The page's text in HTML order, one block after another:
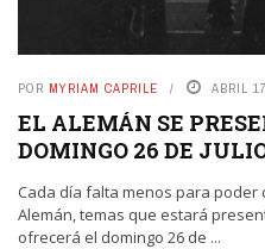
POR MYRIAM CAPRILE ABRIL
EL ALEMÁN SE
DOMINGO 26 DE
Cada día falta menos para poder
Alemán, temas que estará
ofrecerá el domingo 26 de ...